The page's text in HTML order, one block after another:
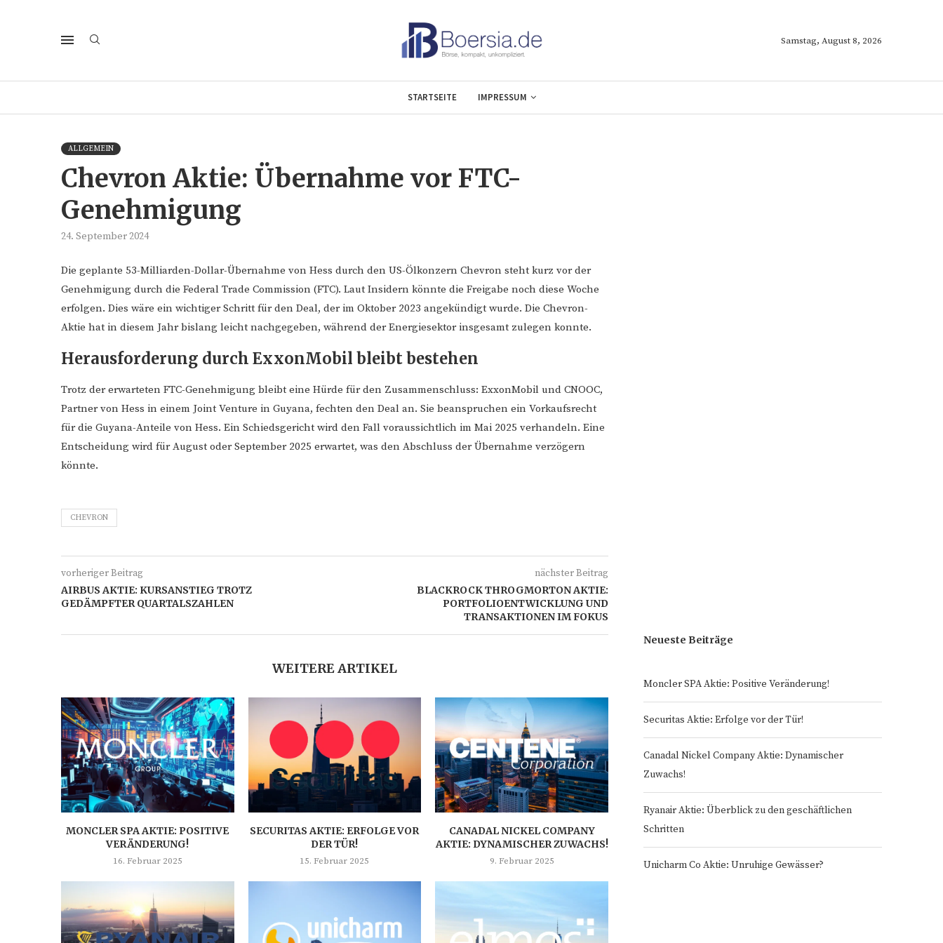
Samstag, August 8, 2026
STARTSEITE IMPRESSUM
ALLGEMEIN
Chevron Aktie: Übernahme vor FTC-
Genehmigung
24. September 2024
Die geplante 53-Milliarden-Dollar-Übernahme von Hess durch den US-Ölkonzern Chevron steht kurz vor der
Genehmigung durch die Federal Trade Commission (FTC). Laut Insidern könnte die Freigabe noch diese Woche
erfolgen. Dies wäre ein wichtiger Schritt für den Deal, der im Oktober 2023 angekündigt wurde. Die Chevron-
Aktie hat in diesem Jahr bislang leicht nachgegeben, während der Energiesektor insgesamt zulegen konnte.
Herausforderung durch ExxonMobil bleibt bestehen
Trotz der erwarteten FTC-Genehmigung bleibt eine Hürde für den Zusammenschluss: ExxonMobil und CNOOC,
Partner von Hess in einem Joint Venture in Guyana, fechten den Deal an. Sie beanspruchen ein Vorkaufsrecht
für die Guyana-Anteile von Hess. Ein Schiedsgericht wird den Fall voraussichtlich im Mai 2025 verhandeln. Eine
Entscheidung wird für August oder September 2025 erwartet, was den Abschluss der Übernahme verzögern
könnte.
CHEVRON
vorheriger Beitrag
AIRBUS AKTIE: KURSANSTIEG TROTZ
GEDÄMPFTER QUARTALSZAHLEN
nächster Beitrag
BLACKROCK THROGMORTON AKTIE:
PORTFOLIOENTWICKLUNG UND
TRANSAKTIONEN IM FOKUS
WEITERE ARTIKEL
MONCLER SPA AKTIE: POSITIVE
VERÄNDERUNG!
16. Februar 2025
SECURITAS AKTIE: ERFOLGE VOR
DER TÜR!
15. Februar 2025
CANADAL NICKEL COMPANY
AKTIE: DYNAMISCHER ZUWACHS!
9. Februar 2025
Neueste Beiträge
Moncler SPA Aktie: Positive Veränderung!
Securitas Aktie: Erfolge vor der Tür!
Canadal Nickel Company Aktie: Dynamischer
Zuwachs!
Ryanair Aktie: Überblick zu den geschäftlichen
Schritten
Unicharm Co Aktie: Unruhige Gewässer?